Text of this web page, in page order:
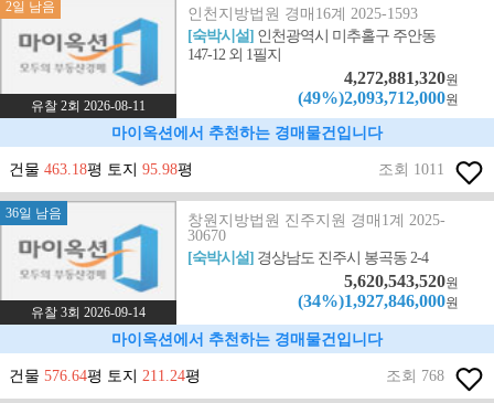
2일 남음
유찰 2회 2026-08-11
인천지방법원 경매16계 2025-1593
[숙박시설] 인천광역시 미추홀구 주안동
147-12 외 1필지
4,272,881,320원
(49%)2,093,712,000원
마이옥션에서 추천하는 경매물건입니다
건물 463.18평 토지 95.98평 조회 1011
36일 남음
유찰 3회 2026-09-14
창원지방법원 진주지원 경매1계 2025-
30670
[숙박시설] 경상남도 진주시 봉곡동 2-4
5,620,543,520원
(34%)1,927,846,000원
마이옥션에서 추천하는 경매물건입니다
건물 576.64평 토지 211.24평 조회 768